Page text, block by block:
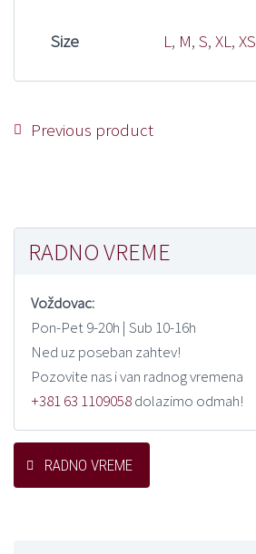
Size L, M, S, XL, XS
Previous product
RADNO VREME
Voždovac:
Pon-Pet 9-20h | Sub 10-16h
Ned uz poseban zahtev!
Pozovite nas i van radnog vremena
+381 63 1109058dolazimo odmah!
RADNO VREME